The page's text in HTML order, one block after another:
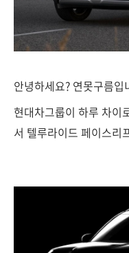
안녕하세요? 연못구름입
현대차그룹이 하루 차이
서 텔루라이드 페이스리